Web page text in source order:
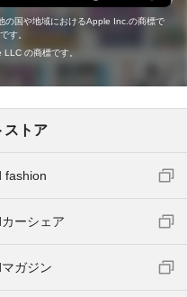
の国や地域におけるApple Inc.の商標で
す。
の商標です。
ストア
fashion
ーシェア
ガジン